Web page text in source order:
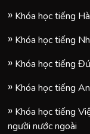
Khóa học tiếng
Khóa học tiếng
Khóa học tiếng
Khóa học tiếng
Khóa học tiếng
người nước ngoài